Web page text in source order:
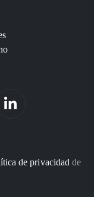
de privacidad de